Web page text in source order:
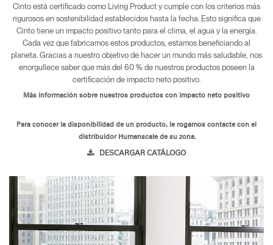
Cinto está certificado como Living Product y cumple con los criterios más
rigurosos en sostenibilidad establecidos hasta la fecha. Esto significa que
Cinto tiene un impacto positivo tanto para el clima, el agua y la energía.
Cada vez que fabricamos estos productos, estamos beneficiando al
planeta. Gracias a nuestro objetivo de hacer un mundo más saludable, nos
enorgullece saber que más del 60 % de nuestros productos poseen la
certificación de impacto neto positivo.
Más información sobre nuestros productos con impacto neto positivo
Para conocer la disponibilidad de un producto, le rogamos contacte con el
distribuidor Humanscale de su zona.
DESCARGAR CATÁLOGO